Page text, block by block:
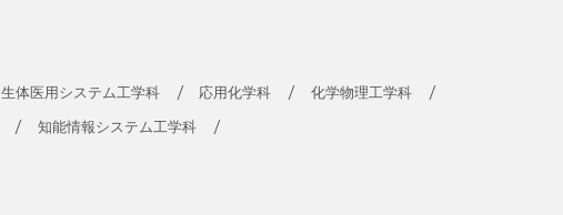
生体医用システム工学科 応用化学科 化学物理工学科
知能情報システム工学科